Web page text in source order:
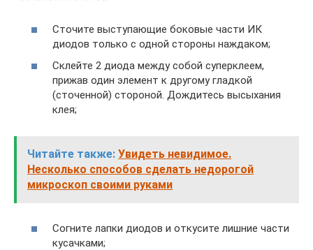
Сточите выступающие боковые части ИК
диодов только с одной стороны наждаком;
Склейте 2 диода между собой суперклеем,
прижав один элемент к другому гладкой
(сточенной) стороной. Дождитесь высыхания
клея;
Читайте также: Увидеть невидимое.
Несколько способов сделать недорогой
микроскоп своими руками
Согните лапки диодов и откусите лишние части
кусачками;